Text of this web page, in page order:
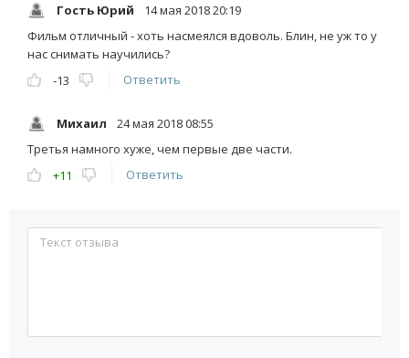
Гость Юрий
14 мая 2018 20:19
Фильм отличный - хоть насмеялся вдоволь. Блин, не уж то у
нас снимать научились?
-13
Ответить
Михаил
24 мая 2018 08:55
Третья намного хуже, чем первые две части.
+11
Ответить